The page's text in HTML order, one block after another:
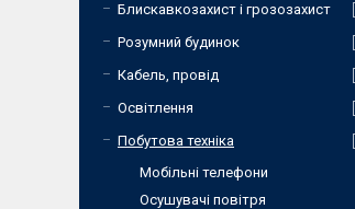
Блискавкозахист і грозозахист
Розумний будинок
Кабель, провід
Освітлення
Побутова техніка
Мобiльнi телефони
Осушувачі повітря